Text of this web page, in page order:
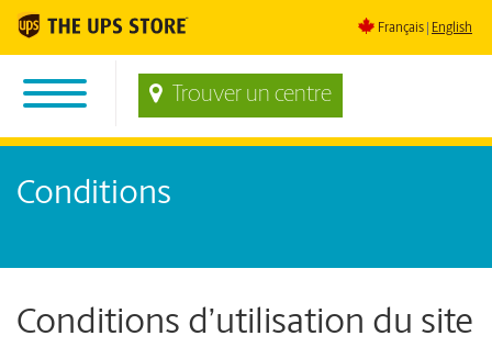
Français English
Trouver un centre
Conditions
Conditions d’utilisation du site